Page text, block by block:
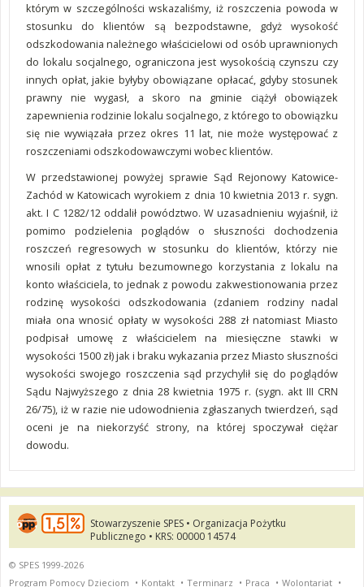
którym w szczególności wskazaliśmy, iż roszczenia powoda w
stosunku do klientów są bezpodstawne, gdyż wysokość
odszkodowania należnego właścicielowi od osób uprawnionych
do lokalu socjalnego, ograniczona jest wysokością czynszu czy
innych opłat, jakie byłyby obowiązane opłacać, gdyby stosunek
prawny nie wygasł, a skoro na gminie ciążył obowiązek
zapewnienia rodzinie lokalu socjalnego, z którego to obowiązku
się nie wywiązała przez okres 11 lat, nie może występować z
roszczeniami odszkodowawczymi wobec klientów.
W przedstawionej powyżej sprawie Sąd Rejonowy Katowice-
Zachód w Katowicach wyrokiem z dnia 10 kwietnia 2013 r. sygn.
akt. I C 1282/12 oddalił powództwo. W uzasadnieniu wyjaśnił, iż
pomimo podzielenia poglądów o słuszności dochodzenia
roszczeń regresowych w stosunku do klientów, którzy nie
wnosili opłat z tytułu bezumownego korzystania z lokalu na
konto właściciela, to jednak z powodu zakwestionowania przez
rodzinę wysokości odszkodowania (zdaniem rodziny nadal
miała ona wnosić opłaty w wysokości 288 zł natomiast Miasto
podpisał umowę z właścicielem na miesięczne stawki w
wysokości 1500 zł) jak i braku wykazania przez Miasto słuszności
wysokości swojego roszczenia sąd przychylił się do poglądów
Sądu Najwyższego z dnia 28 kwietnia 1975 r. (sygn. akt III CRN
26/75), iż w razie nie udowodnienia zgłaszanych twierdzeń, sąd
oceni je na niekorzyść strony, na której spoczywał ciężar
dowodu.
Stowarzyszenie SPES • Organizacja Pożytku
Publicznego • KRS: 00000 14574
© SPES 1999-2026
Program Pomocy Dzieciom • Kontakt • Terminarz • Praca • Wolontariat •